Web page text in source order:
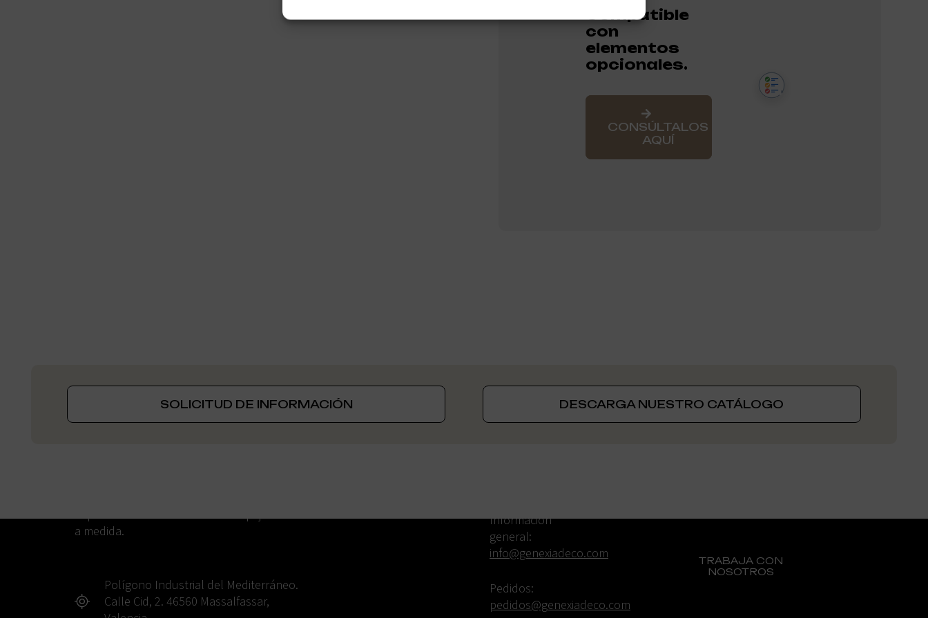
Compatible
con
elementos
opcionales.
CONSÚLTALOS
AQUÍ
SOLICITUD DE INFORMACIÓN DESCARGA NUESTRO CATÁLOGO
Especialistas en fabricación de espejos LED
a medida.
Polígono Industrial del Mediterráneo.
Calle Cid, 2. 46560 Massalfassar,
Información
general:
info@genexiadeco.com
Pedidos:
pedidos@genexiadeco.com
TRABAJA CON
NOSOTROS